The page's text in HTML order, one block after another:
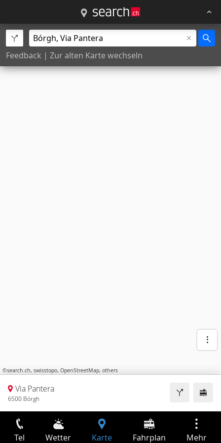
Feedback | Zur alten Karte wechseln
©search.ch, swisstopo, OpenStreetMap, others
Via Pantera
6500 Bórgh
Tel Wetter Karte Fahrplan Mehr